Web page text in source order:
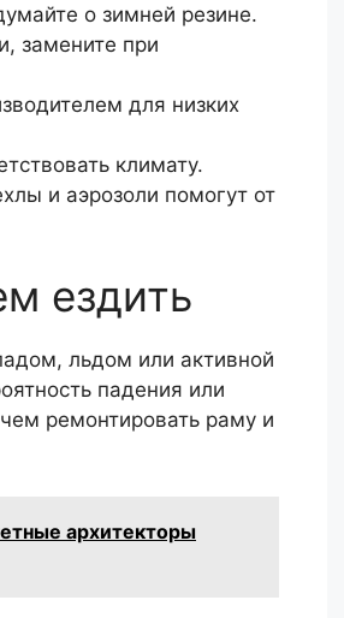
о зимней резине.
замените при
для низких
климату.
и аэрозоли помогут от
ездить
льдом или активной
падения или
ремонтировать раму и
архитекторы